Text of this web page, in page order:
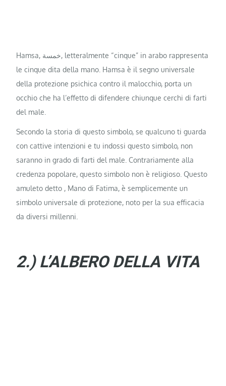
Hamsa, خمسة, letteralmente “cinque” in arabo rappresenta
le cinque dita della mano. Hamsa è il segno universale
della protezione psichica contro il malocchio, porta un
occhio che ha l’effetto di difendere chiunque cerchi di farti
del male.
Secondo la storia di questo simbolo, se qualcuno ti guarda
con cattive intenzioni e tu indossi questo simbolo, non
saranno in grado di farti del male. Contrariamente alla
credenza popolare, questo simbolo non è religioso. Questo
amuleto detto , Mano di Fatima, è semplicemente un
simbolo universale di protezione, noto per la sua efficacia
da diversi millenni.
2.) L’ALBERO DELLA VITA